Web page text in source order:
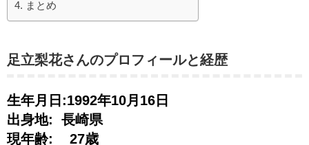
まとめ
足立梨花さんのプロフィールと経歴
生年月日:1992年10月16日
出身地: 長崎県
現年齢: 27歳